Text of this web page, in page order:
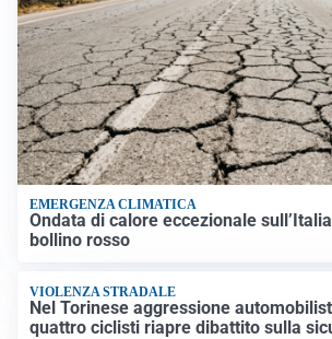
EMERGENZA CLIMATICA
Ondata di calore eccezionale
bollino rosso
VIOLENZA STRADALE
Nel Torinese aggressione
quattro ciclisti riapre dibattito sulla